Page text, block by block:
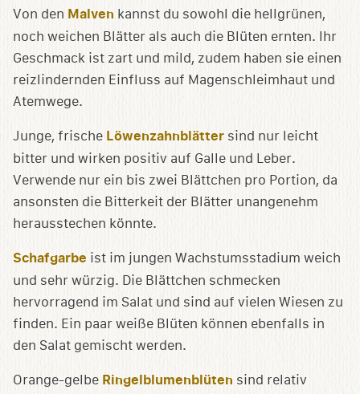
Von den Malven kannst du sowohl die hellgrünen,
noch weichen Blätter als auch die Blüten ernten. Ihr
Geschmack ist zart und mild, zudem haben sie einen
reizlindernden Einfluss auf Magenschleimhaut und
Atemwege.
Junge, frische Löwenzahnblätter sind nur leicht
bitter und wirken positiv auf Galle und Leber.
Verwende nur ein bis zwei Blättchen pro Portion, da
ansonsten die Bitterkeit der Blätter unangenehm
herausstechen könnte.
Schafgarbe ist im jungen Wachstumsstadium weich
und sehr würzig. Die Blättchen schmecken
hervorragend im Salat und sind auf vielen Wiesen zu
finden. Ein paar weiße Blüten können ebenfalls in
den Salat gemischt werden.
Orange-gelbe Ringelblumenblüten sind relativ